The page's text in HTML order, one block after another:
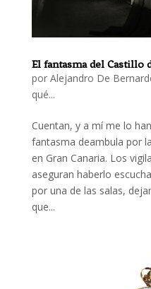
El fantasma del Castillo
por Alejandro De
qué...
Cuentan, y a mí me lo
fantasma deambula por
en Gran Canaria. Los
aseguran haberlo
por una de las salas,
que...